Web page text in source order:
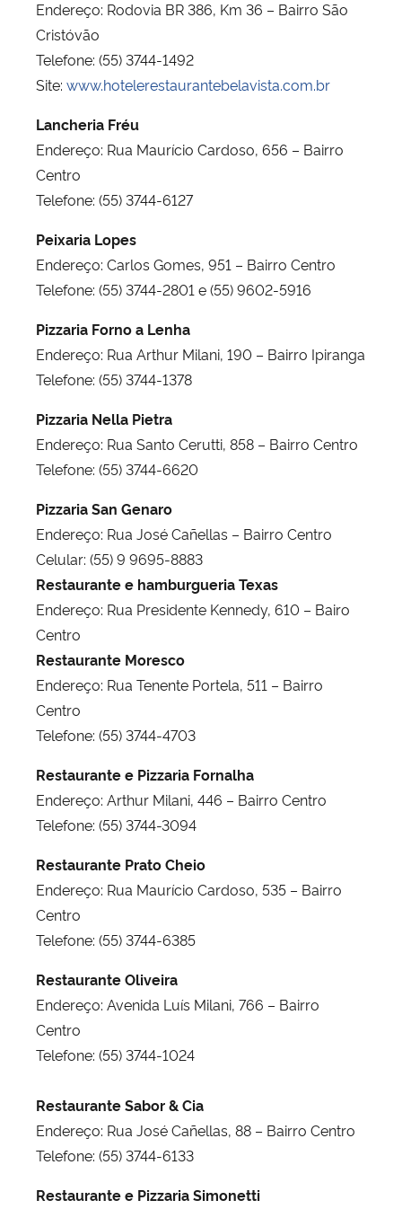
Endereço: Rodovia BR 386, Km 36 – Bairro São
Cristóvão
Telefone: (55) 3744-1492
Site: www.hotelerestaurantebelavista.com.br
Lancheria Fréu
Endereço: Rua Maurício Cardoso, 656 – Bairro
Centro
Telefone: (55) 3744-6127
Peixaria Lopes
Endereço: Carlos Gomes, 951 – Bairro Centro
Telefone: (55) 3744-2801 e (55) 9602-5916
Pizzaria Forno a Lenha
Endereço: Rua Arthur Milani, 190 – Bairro Ipiranga
Telefone: (55) 3744-1378
Pizzaria Nella Pietra
Endereço: Rua Santo Cerutti, 858 – Bairro Centro
Telefone: (55) 3744-6620
Pizzaria San Genaro
Endereço: Rua José Cañellas – Bairro Centro
Celular: (55) 9 9695-8883
Restaurante e hamburgueria Texas
Endereço: Rua Presidente Kennedy, 610 – Bairo
Centro
Restaurante Moresco
Endereço: Rua Tenente Portela, 511 – Bairro
Centro
Telefone: (55) 3744-4703
Restaurante e Pizzaria Fornalha
Endereço: Arthur Milani, 446 – Bairro Centro
Telefone: (55) 3744-3094
Restaurante Prato Cheio
Endereço: Rua Maurício Cardoso, 535 – Bairro
Centro
Telefone: (55) 3744-6385
Restaurante Oliveira
Endereço: Avenida Luís Milani, 766 – Bairro
Centro
Telefone: (55) 3744-1024
Restaurante Sabor & Cia
Endereço: Rua José Cañellas, 88 – Bairro Centro
Telefone: (55) 3744-6133
Restaurante e Pizzaria Simonetti